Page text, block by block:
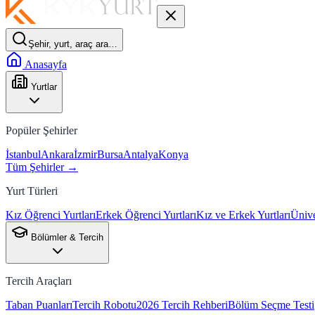
Şehir, yurt, araç ara…
Anasayfa
Yurtlar
Popüler Şehirler
İstanbulAnkaraİzmirBursaAntalyaKonya
Tüm Şehirler →
Yurt Türleri
Kız Öğrenci YurtlarıErkek Öğrenci YurtlarıKız ve Erkek Yurtları
Bölümler & Tercih
Tercih Araçları
Taban PuanlarıTercih Robotu2026 Tercih RehberiBölüm Seçme Testi